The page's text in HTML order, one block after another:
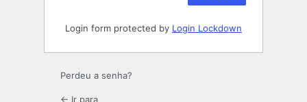
Login form protected by Login Lockdown
Perdeu a senha?
← Ir para